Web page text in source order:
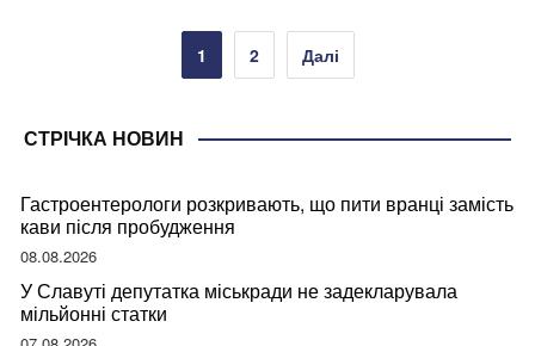
1 2 Далі
СТРІЧКА НОВИН
Гастроентерологи розкривають, що пити вранці замість
кави після пробудження
08.08.2026
У Славуті депутатка міськради не задекларувала
мільйонні статки